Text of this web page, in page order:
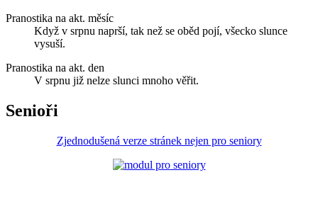
Pranostika na akt. měsíc
Když v srpnu naprší, tak než se oběd pojí, všecko slunce
vysuší.
Pranostika na akt. den
V srpnu již nelze slunci mnoho věřit.
Senioři
Zjednodušená verze stránek nejen pro seniory